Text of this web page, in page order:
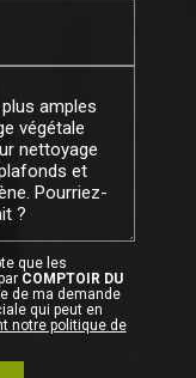
que les
COMPTOIR DU
de ma demande
qui peut en
notre politique de